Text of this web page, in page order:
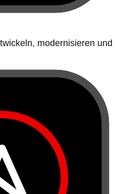
modernisieren und